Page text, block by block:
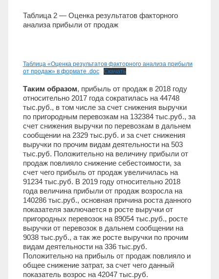
Таблица 2 — Оценка результатов факторного
анализа прибыли от продаж
Таблица «Оценка результатов факторного анализа прибыли
от продаж» в формате .doc
Скачать
Таким образом, прибыль от продаж в 2018 году
относительно 2017 года сократилась на 44748
тыс.руб., в том числе за счет снижения выручки
по пригородным перевозкам на 132384 тыс.руб., за
счет снижения выручки по перевозкам в дальнем
сообщении на 2329 тыс.руб. и за счет снижения
выручки по прочим видам деятельности на 503
тыс.руб. Положительно на величину прибыли от
продаж повлияло снижение себестоимости, за
счет чего прибыль от продаж увеличилась на
91234 тыс.руб. В 2019 году относительно 2018
года величина прибыли от продаж возросла на
140286 тыс.руб., основная причина роста данного
показателя заключается в росте выручки от
пригородных перевозок на 89054 тыс.руб., росте
выручки от перевозок в дальнем сообщении на
9038 тыс.руб., а так же росте выручки по прочим
видам деятельности на 336 тыс.руб.
Положительно на прибыль от продаж повлияло и
общее снижение затрат, за счет чего данный
показатель возрос на 42047 тыс.руб.